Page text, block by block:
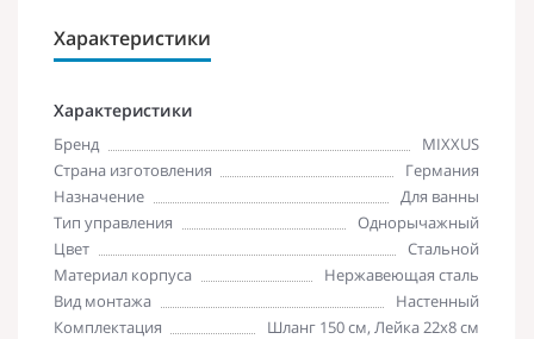
Характеристики
Характеристики
Бренд
MIXXUS
Страна изготовления
Германия
Назначение
Для ванны
Тип управления
Однорычажный
Цвет
Стальной
Материал корпуса
Нержавеющая сталь
Вид монтажа
Настенный
Комплектация
Шланг 150 см, Лейка 22х8 см